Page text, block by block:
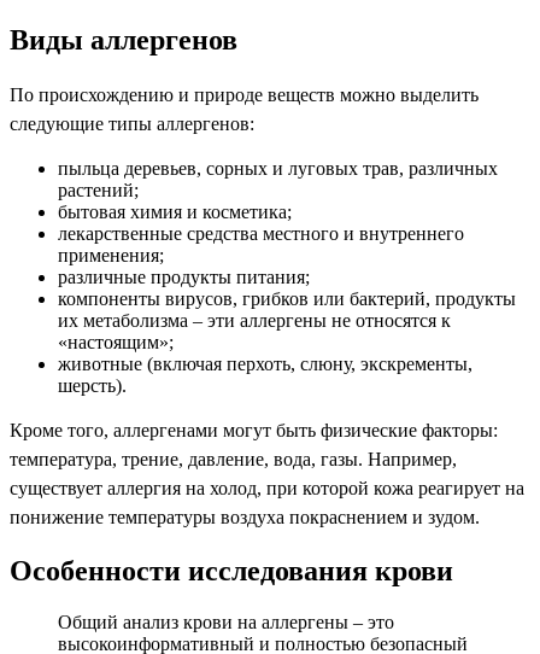
Виды аллергенов
По происхождению и природе веществ можно выделить
следующие типы аллергенов:
пыльца деревьев, сорных и луговых трав, различных
растений;
бытовая химия и косметика;
лекарственные средства местного и внутреннего
применения;
различные продукты питания;
компоненты вирусов, грибков или бактерий, продукты
их метаболизма – эти аллергены не относятся к
«настоящим»;
животные (включая перхоть, слюну, экскременты,
шерсть).
Кроме того, аллергенами могут быть физические факторы:
температура, трение, давление, вода, газы. Например,
существует аллергия на холод, при которой кожа реагирует на
понижение температуры воздуха покраснением и зудом.
Особенности исследования крови
Общий анализ крови на аллергены – это
высокоинформативный и полностью безопасный